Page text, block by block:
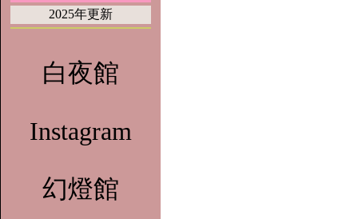
2025年更新
白夜館
Instagram
幻燈館